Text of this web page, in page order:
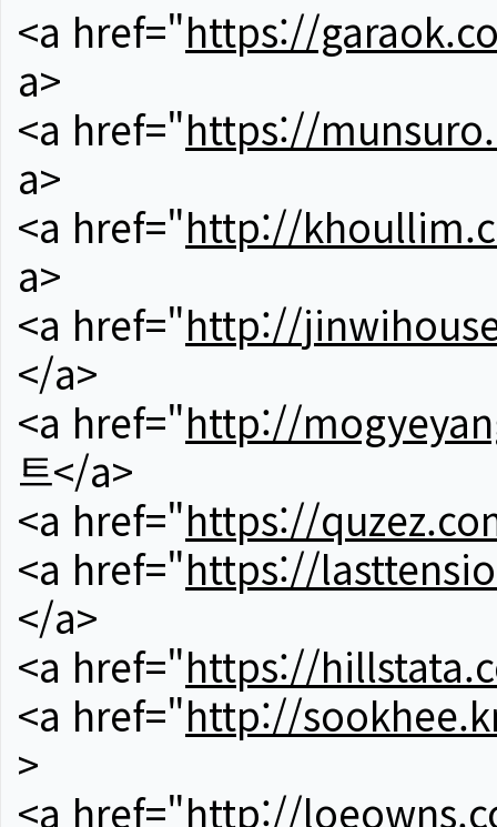
<a href="https://
a>
<a href="https://
a>
<a href="http://
a>
<a href="http://
</a>
<a href="http://
트</a>
<a href="https://
<a href="https://
</a>
<a href="https://
<a href="http://
>
<a href="http://